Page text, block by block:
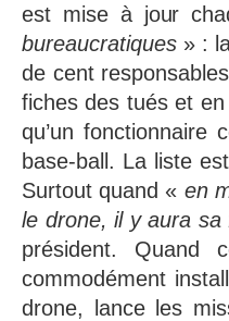
est mise à jour
bureaucratiques » :
de cent
fiches des tués et
qu’un fonctionnaire
base-ball. La liste
Surtout quand « en
le drone, il y aura sa
président. Quand
commodément
drone, lance les